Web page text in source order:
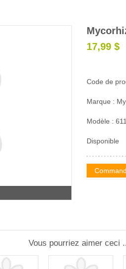
17,99 $
Code de
Marque :
Modèle :
Disponible
Vous pourriez aimer ceci